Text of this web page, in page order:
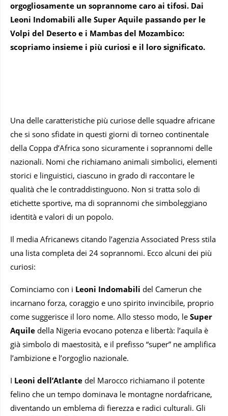
orgogliosamente un soprannome caro ai tifosi. Dai
Leoni Indomabili alle Super Aquile passando per le
Volpi del Deserto e i Mambas del Mozambico:
scopriamo insieme i più curiosi e il loro significato.
Una delle caratteristiche più curiose delle squadre africane
che si sono sfidate in questi giorni di torneo continentale
della Coppa d’Africa sono sicuramente i soprannomi delle
nazionali. Nomi che richiamano animali simbolici, elementi
storici e linguistici, ciascuno in grado di raccontare le
qualità che le contraddistinguono. Non si tratta solo di
etichette sportive, ma di soprannomi che simboleggiano
identità e valori di un popolo.
Il media Africanews citando l’agenzia Associated Press stila
una lista completa dei 24 soprannomi. Ecco alcuni dei più
curiosi:
Cominciamo con i Leoni Indomabili del Camerun che
incarnano forza, coraggio e uno spirito invincibile, proprio
come suggerisce il loro nome. Allo stesso modo, le Super
Aquile della Nigeria evocano potenza e libertà: l’aquila è
già simbolo di maestosità, e il prefisso “super” ne amplifica
l’ambizione e l’orgoglio nazionale.
I Leoni dell’Atlante del Marocco richiamano il potente
felino che un tempo dominava le montagne nordafricane,
diventando un emblema di fierezza e radici culturali. Gli